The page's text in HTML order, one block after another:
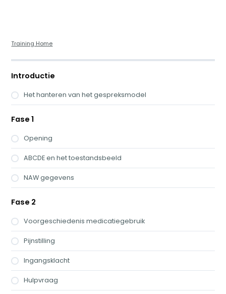
Training Home
Introductie
Het hanteren van het gespreksmodel
Fase 1
Opening
ABCDE en het toestandsbeeld
NAW gegevens
Fase 2
Voorgeschiedenis medicatiegebruik
Pijnstilling
Ingangsklacht
Hulpvraag